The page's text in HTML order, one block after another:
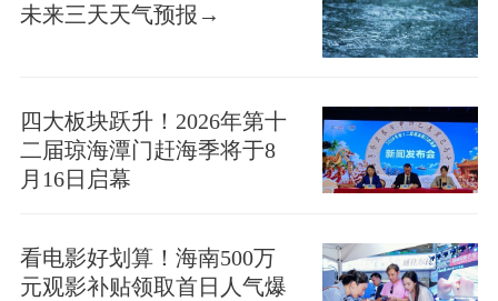
未来三天天气预报→
四大板块跃升！2026年第十
二届琼海潭门赶海季将于8
月16日启幕
看电影好划算！海南500万
元观影补贴领取首日人气爆